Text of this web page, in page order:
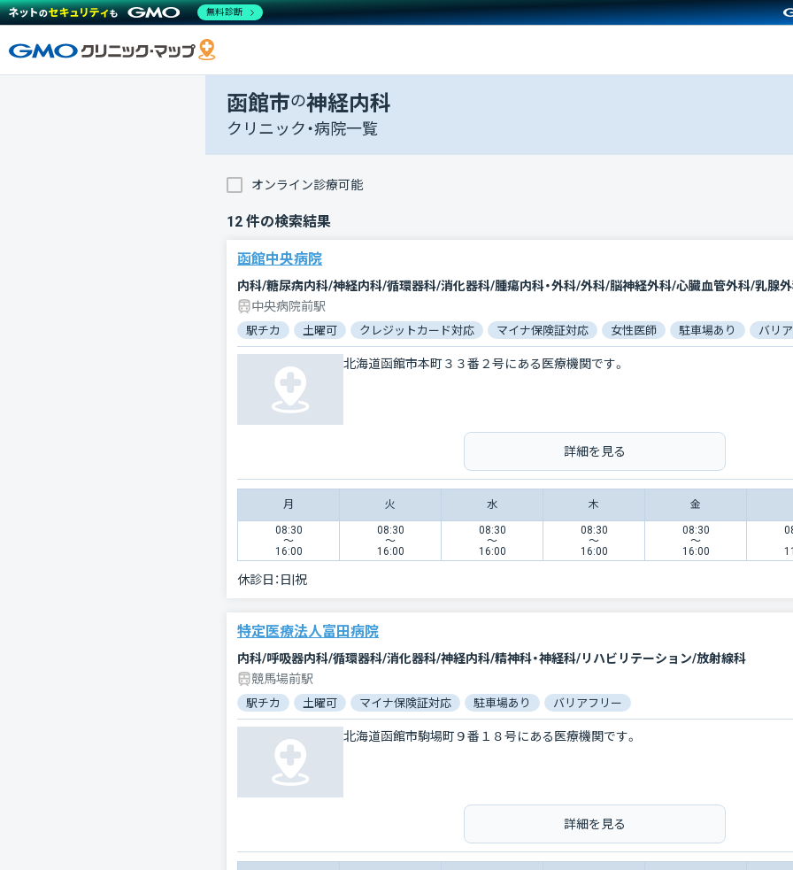
函館市の神経内科
クリニック・病院一覧
オンライン診療可能
12 件の検索結果
函館中央病院
中央病院前駅
駅チカ 土曜可 クレジットカード対応 マイナ保険証対応 女性医師 駐車場あり バリ
北海道函館市本町３３番２号にある医療機関です。
詳細を見る
月 火 水 木 金
08:30
〜
16:00
08:30
〜
16:00
08:30
〜
16:00
08:30
〜
16:00
08:30
〜
16:00
休診日： 日|祝
特定医療法人富田病院
内科/呼吸器内科/循環器科/消化器科/神経内科/精神科・神経科/リハビリテーション/放射線科
競馬場前駅
駅チカ 土曜可 マイナ保険証対応 駐車場あり バリアフリー
北海道函館市駒場町９番１８号にある医療機関です。
詳細を見る
無料診断